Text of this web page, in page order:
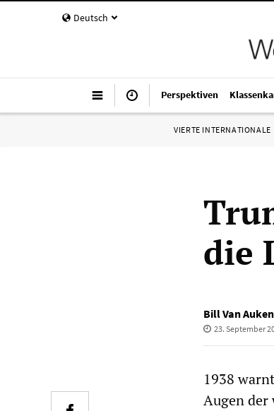
Deutsch
Perspektiven
VIERTE INTERNATIONALE
die
Bill Van Auken
23. September
1938
Augen